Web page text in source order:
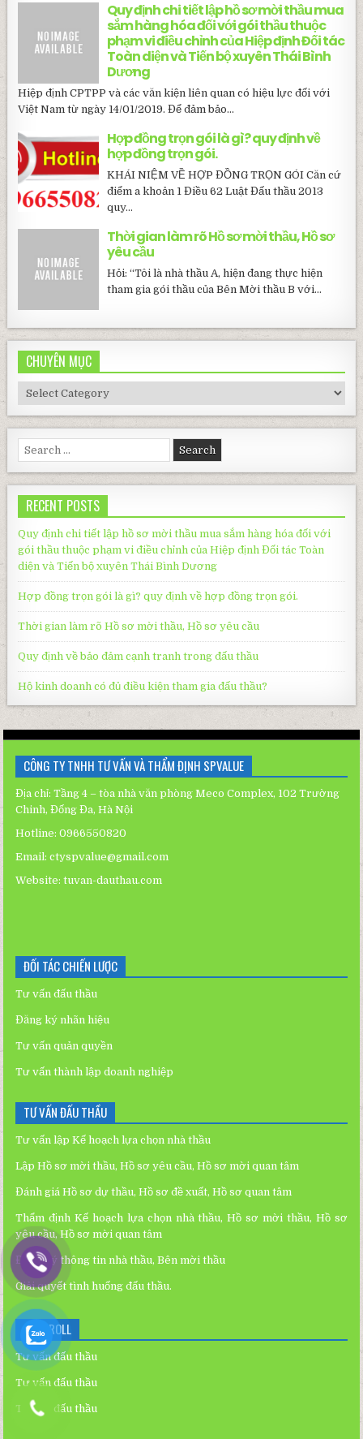
Quy định chi tiết lập hồ sơ mời thầu mua
sắm hàng hóa đối với gói thầu thuộc
phạm vi điều chỉnh của Hiệp định Đối tác
Toàn diện và Tiến bộ xuyên Thái Bình
Dương
Hiệp định CPTPP và các văn kiện liên quan có hiệu lực đối với
Việt Nam từ ngày 14/01/2019. Để đảm bảo...
Hợp đồng trọn gói là gì? quy định về
hợp đồng trọn gói.
KHÁI NIỆM VỀ HỢP ĐỒNG TRỌN GÓI Căn cứ
điểm a khoản 1 Điều 62 Luật Đấu thầu 2013
quy...
Thời gian làm rõ Hồ sơ mời thầu, Hồ sơ
yêu cầu
Hỏi: “Tôi là nhà thầu A, hiện đang thực hiện
tham gia gói thầu của Bên Mời thầu B với...
CHUYÊN MỤC
CHUYÊN
MỤC
Search
for:
RECENT POSTS
Quy định chi tiết lập hồ sơ mời thầu mua sắm hàng hóa đối với
gói thầu thuộc phạm vi điều chỉnh của Hiệp định Đối tác Toàn
diện và Tiến bộ xuyên Thái Bình Dương
Hợp đồng trọn gói là gì? quy định về hợp đồng trọn gói.
Thời gian làm rõ Hồ sơ mời thầu, Hồ sơ yêu cầu
Quy định về bảo đảm cạnh tranh trong đấu thầu
Hộ kinh doanh có đủ điều kiện tham gia đấu thầu?
CÔNG TY TNHH TƯ VẤN VÀ THẨM ĐỊNH SPVALUE
Địa chỉ: Tầng 4 – tòa nhà văn phòng Meco Complex, 102 Trường
Chinh, Đống Đa, Hà Nội
Hotline: 0966550820
Email: ctyspvalue@gmail.com
Website:tuvan-dauthau.com
ĐỐI TÁC CHIẾN LƯỢC
Tư vấn đấu thầu
Đăng ký nhãn hiệu
Tư vấn quản quyền
Tư vấn thành lập doanh nghiệp
TƯ VẤN ĐẤU THẦU
Tư vấn lập Kế hoạch lựa chọn nhà thầu
Lập Hồ sơ mời thầu, Hồ sơ yêu cầu, Hồ sơ mời quan tâm
Đánh giá Hồ sơ dự thầu, Hồ sơ đề xuất, Hồ sơ quan tâm
Thẩm định Kế hoạch lựa chọn nhà thầu, Hồ sơ mời thầu, Hồ sơ
yêu cầu, Hồ sơ mời quan tâm
Đăng ký thông tin nhà thầu, Bên mời thầu
Giải quyết tình huống đấu thầu.
BLOGROLL
Tư vấn đấu thầu
Tư vấn đấu thầu
Tư vấn đấu thầu